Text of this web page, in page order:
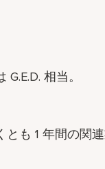
相当。
も 1 年間の関連